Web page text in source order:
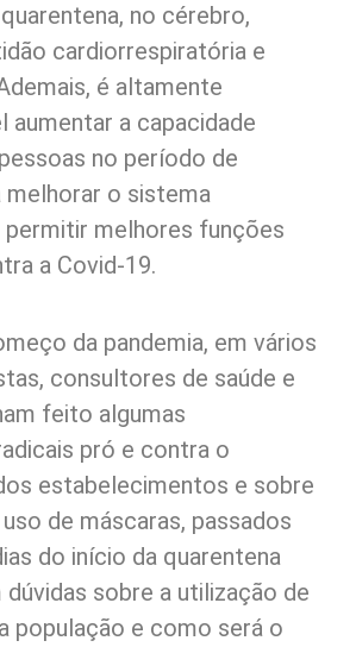
no cérebro,
cardiorrespiratória e
é altamente
aumentar a capacidade
no período de
melhorar o sistema
melhores funções
a Covid-19.
da pandemia, em vários
consultores de saúde e
feito algumas
pró e contra o
estabelecimentos e sobre
de máscaras, passados
do início da quarentena
dúvidas sobre a utilização de
população e como será o